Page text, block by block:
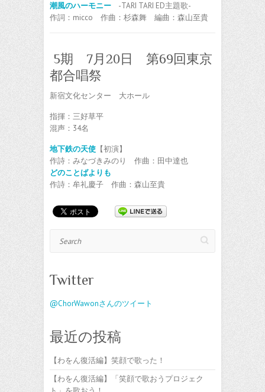
潮風のハーモニー -TARI TARI ED主題歌-
作詞：micco 作曲：杉森舞 編曲：森山至貴
5期 7月20日 第69回東京
都合唱祭
新宿文化センター 大ホール
指揮：三好草平
混声：34名
地下鉄の天使 【初演】
作詩：みなづきみのり 作曲：田中達也
どのことばよりも
作詩：牟礼慶子 作曲：森山至貴
Twitter
@ChorWawonさんのツイート
最近の投稿
【わをん復活編】笑顔で歌った！
【わをん復活編】「笑顔で歌おうプロジェク